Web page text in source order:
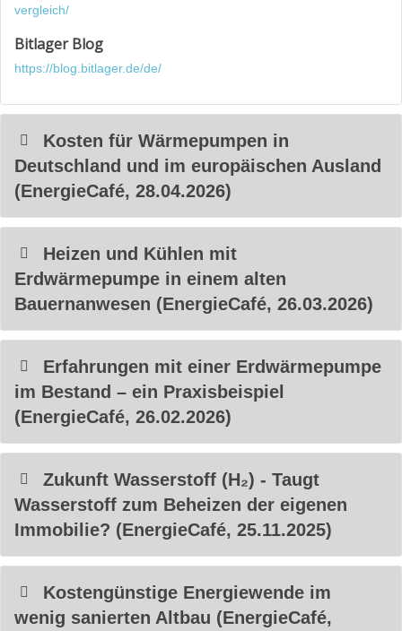
vergleich/
Bitlager Blog
https://blog.bitlager.de/de/
Kosten für Wärmepumpen in
Deutschland und im europäischen Ausland
(EnergieCafé, 28.04.2026)
Heizen und Kühlen mit
Erdwärmepumpe in einem alten
Bauernanwesen (EnergieCafé, 26.03.2026)
Erfahrungen mit einer Erdwärmepumpe
im Bestand – ein Praxisbeispiel
(EnergieCafé, 26.02.2026)
Zukunft Wasserstoff (H₂) - Taugt
Wasserstoff zum Beheizen der eigenen
Immobilie? (EnergieCafé, 25.11.2025)
Kostengünstige Energiewende im
wenig sanierten Altbau (EnergieCafé,